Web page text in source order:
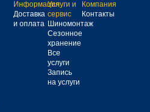
Информация
Доставка
и оплата
Услуги и
сервис
Шиномонтаж
Сезонное
хранение
Все
услуги
Запись
на услуги
Компания
Контакты